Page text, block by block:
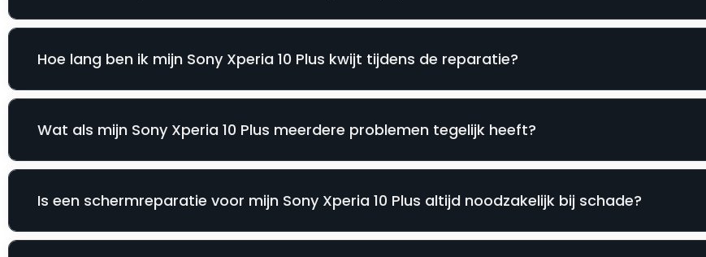
Hoe lang ben ik mijn Sony Xperia 10 Plus kwijt tijdens de reparatie?
Wat als mijn Sony Xperia 10 Plus meerdere problemen tegelijk heeft?
Is een schermreparatie voor mijn Sony Xperia 10 Plus altijd noodzakelijk bij schade?